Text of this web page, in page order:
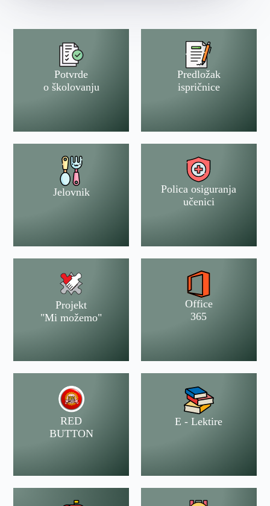
Potvrde
o školovanju
Predložak
ispričnice
Jelovnik
Polica osiguranja
učenici
Projekt
"Mi možemo"
Office
365
RED
BUTTON
E - Lektire